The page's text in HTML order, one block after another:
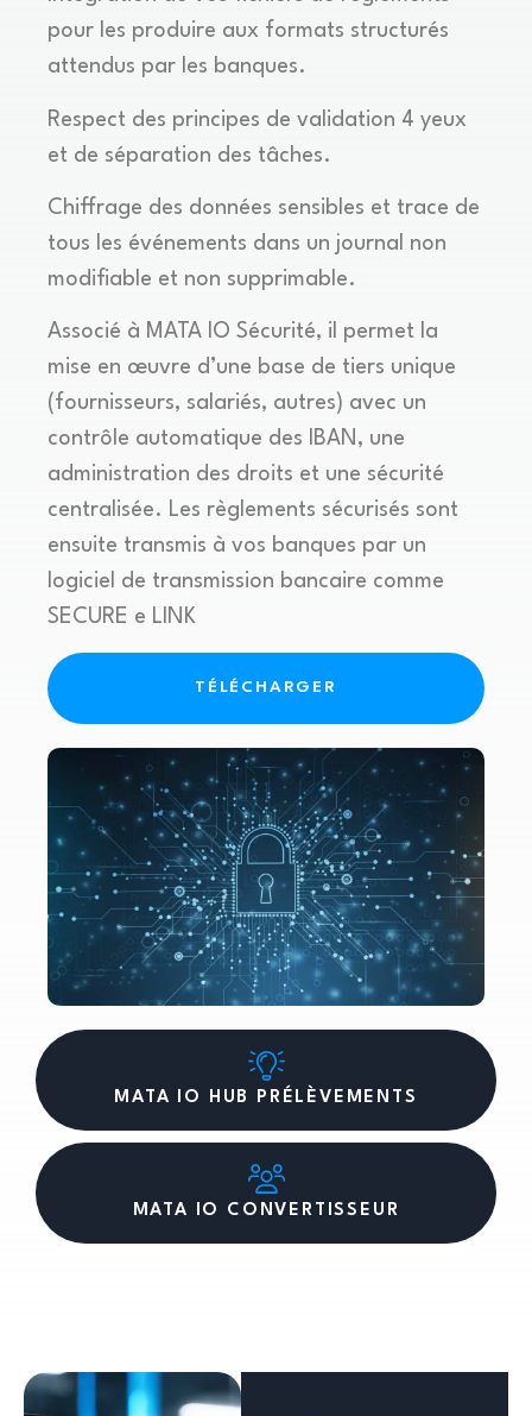
MATA IO HUB PRÉLÈVEMENTS
MATA IO CONVERTISSEUR
pour les produire aux formats structurés
attendus par les banques.
Respect des principes de validation 4 yeux
et de séparation des tâches.
Chiffrage des données sensibles et trace de
tous les événements dans un journal non
modifiable et non supprimable.
Associé à MATA IO Sécurité, il permet la
mise en œuvre d’une base de tiers unique
(fournisseurs, salariés, autres) avec un
contrôle automatique des IBAN, une
administration des droits et une sécurité
centralisée. Les règlements sécurisés sont
ensuite transmis à vos banques par un
logiciel de transmission bancaire comme
SECURE e LINK
TÉLÉCHARGER